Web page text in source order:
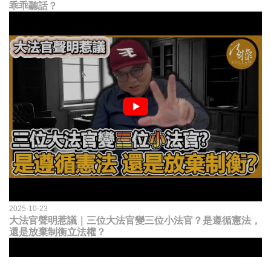
乖乖聽話？
2025-10-23
大法官聲明惹議｜三位大法官變三位小法官？是遵循憲法，
還是放棄制衡立法權？